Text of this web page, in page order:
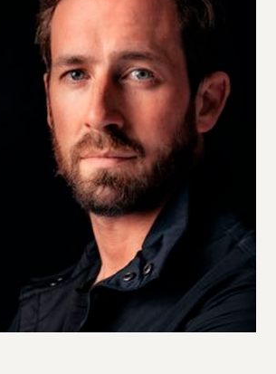
Líder de pensamento
reconhecido
internacionalmente.
Palestrante especialista
em inovação, liderança
transformacional e
crescimento exponencial.
INGLÊS
VER PERFIL
Viaja
desde
ESTADOS UNIDOS
COLORADO